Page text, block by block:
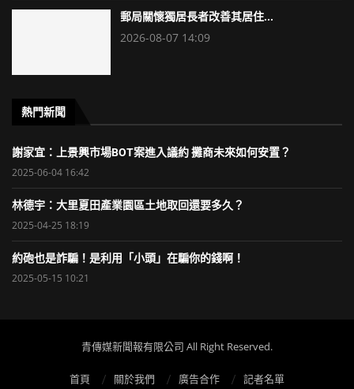
郵局關懷獨居長者改善其居住...
2026-08-07 14:09
熱門新聞
謝家宜：上景興市場BOT案進入議約 攤商未來如何安置？
2025-06-04 16:42
林德宇：大里夏田產業園區土地取回還要多久？
2025-04-25 18:19
約砲也是詐騙！是利用「小頭」在騙你的錢啊！
2025-05-15 10:21
青傳媒新聞報有限公司 All Right Reserved.
首頁 關於我們 廣告合作 記者名單